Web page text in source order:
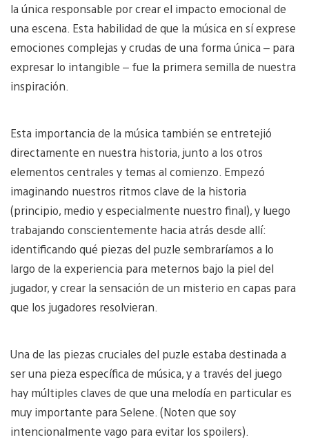
la única responsable por crear el impacto emocional de
una escena. Esta habilidad de que la música en sí exprese
emociones complejas y crudas de una forma única – para
expresar lo intangible – fue la primera semilla de nuestra
inspiración.
Esta importancia de la música también se entretejió
directamente en nuestra historia, junto a los otros
elementos centrales y temas al comienzo. Empezó
imaginando nuestros ritmos clave de la historia
(principio, medio y especialmente nuestro final), y luego
trabajando conscientemente hacia atrás desde allí:
identificando qué piezas del puzle sembraríamos a lo
largo de la experiencia para meternos bajo la piel del
jugador, y crear la sensación de un misterio en capas para
que los jugadores resolvieran.
Una de las piezas cruciales del puzle estaba destinada a
ser una pieza específica de música, y a través del juego
hay múltiples claves de que una melodía en particular es
muy importante para Selene. (Noten que soy
intencionalmente vago para evitar los spoilers).